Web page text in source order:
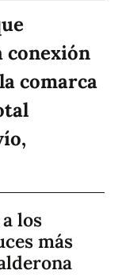
conexión
comarca
los
más